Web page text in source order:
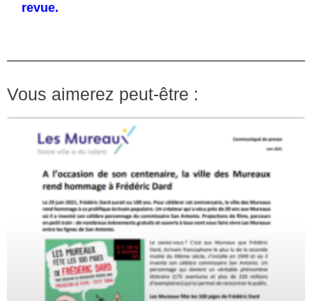
revue.
Vous aimerez peut-être :